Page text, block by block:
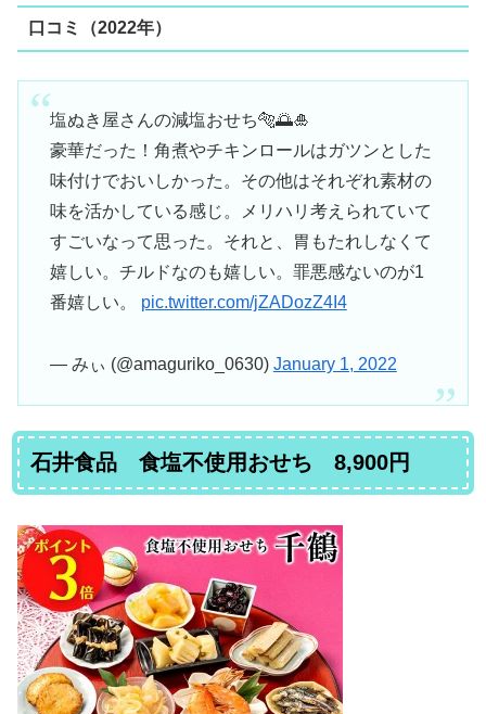
口コミ（2022年）
塩ぬき屋さんの減塩おせち🐅🌅🎍
豪華だった！角煮やチキンロールはガツンとした
味付けでおいしかった。その他はそれぞれ素材の
味を活かしている感じ。メリハリ考えられていて
すごいなって思った。それと、胃もたれしなくて
嬉しい。チルドなのも嬉しい。罪悪感ないのが1
番嬉しい。 pic.twitter.com/jZADozZ4I4
— みぃ (@amaguriko_0630) January 1, 2022
石井食品 食塩不使用おせち 8,900円